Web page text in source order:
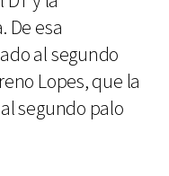
De esa
al segundo
Lopes, que la
segundo palo